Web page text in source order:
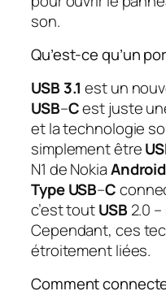
son.
Qu’est-ce qu’un
USB 3.1 est un
USB–Cest juste
et la technologie
simplement être
N1 de NokiaAndroid
Type USB–C
c’est toutUSB 2.0
Cependant, ces
étroitement liées.
Comment